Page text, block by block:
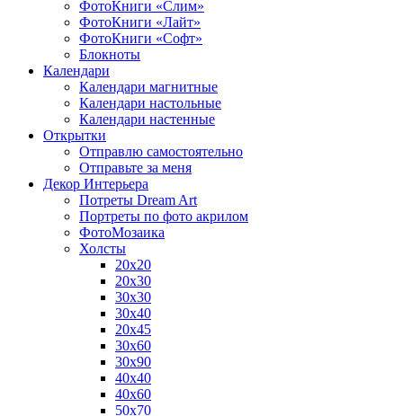
ФотоКниги «Слим»
ФотоКниги «Лайт»
ФотоКниги «Софт»
Блокноты
Календари
Календари магнитные
Календари настольные
Календари настенные
Открытки
Отправлю самостоятельно
Отправьте за меня
Декор Интерьера
Потреты Dream Art
Портреты по фото акрилом
ФотоМозаика
Холсты
20х20
20х30
30х30
30х40
20х45
30х60
30х90
40х40
40х60
50х70